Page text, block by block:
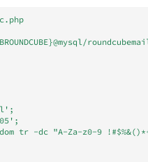
tr -dc "A-Za-z0-9